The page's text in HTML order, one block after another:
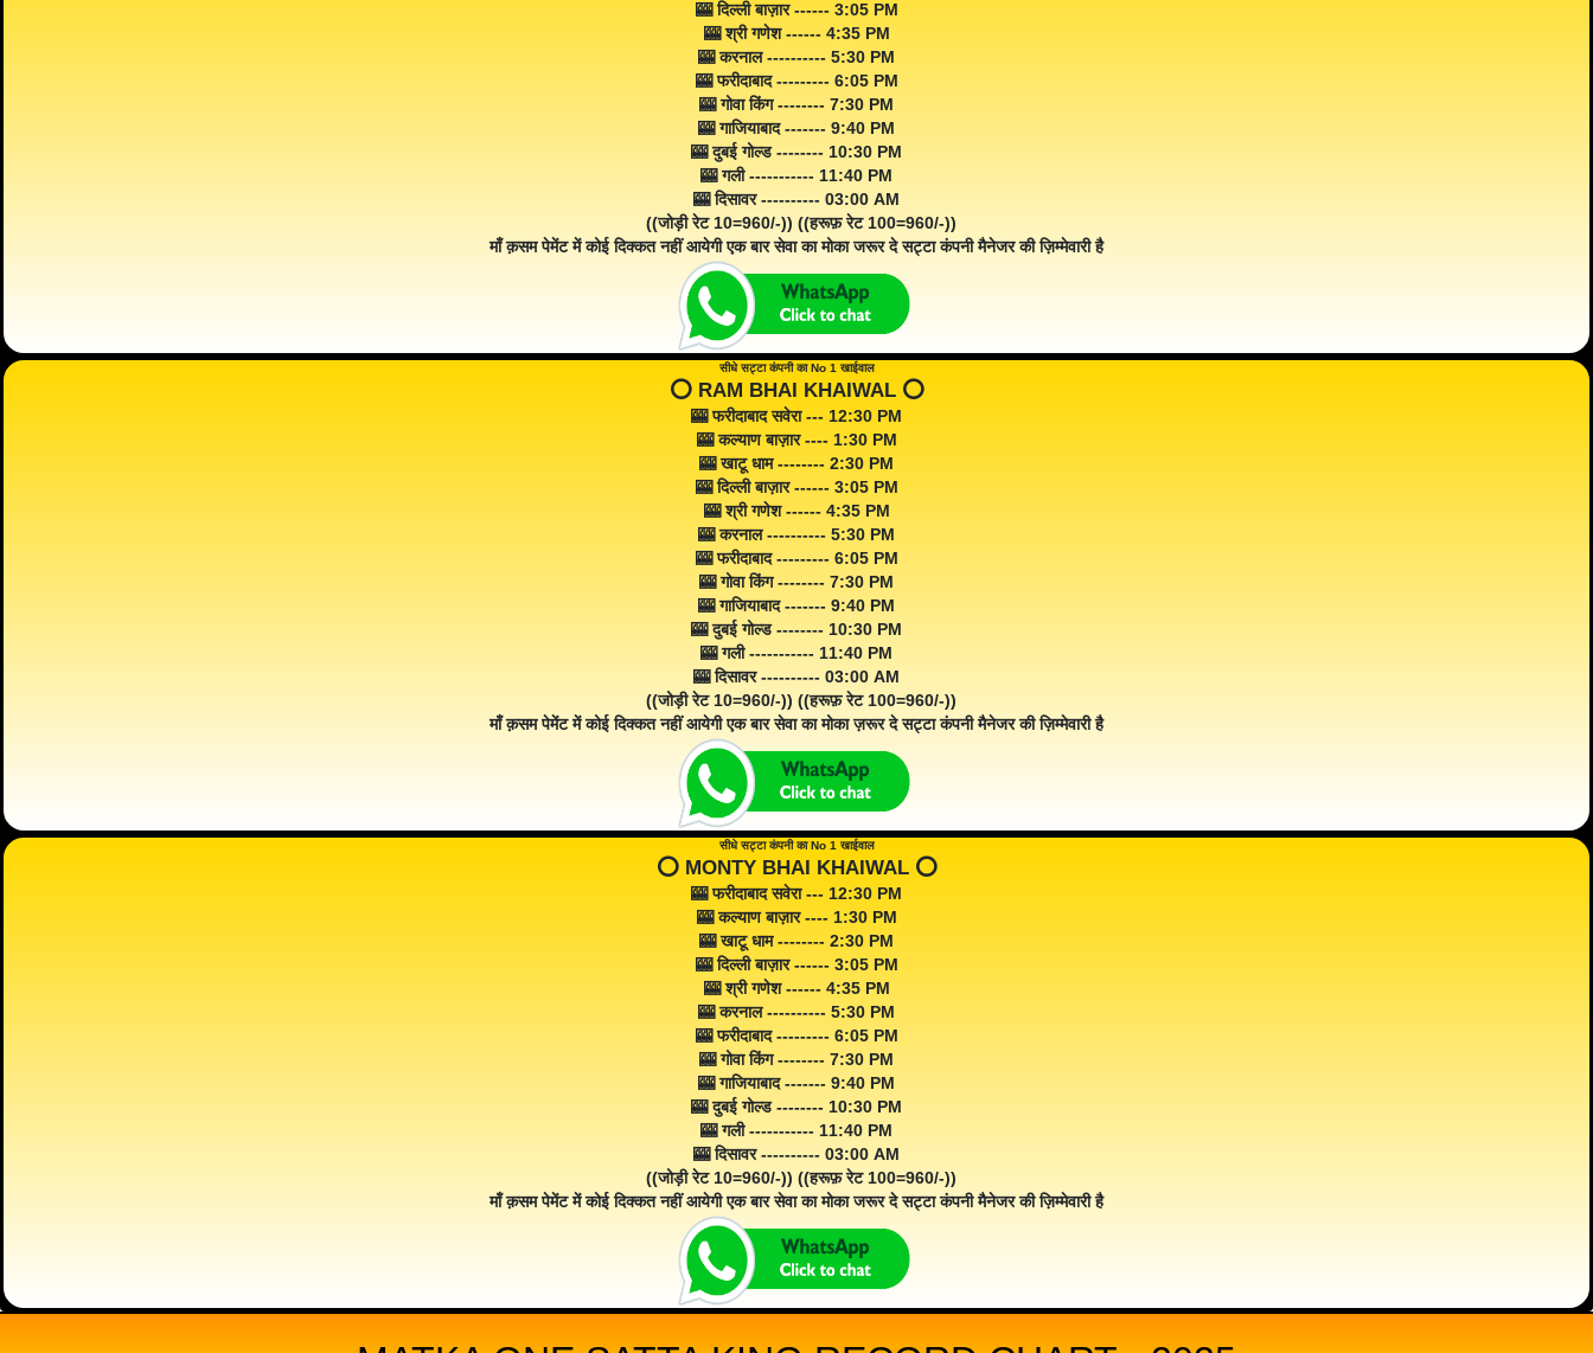
🎰 दिल्ली बाज़ार ------ 3:05 PM
🎰 श्री गणेश ------ 4:35 PM
🎰 करनाल ---------- 5:30 PM
🎰 फरीदाबाद --------- 6:05 PM
🎰 गोवा किंग -------- 7:30 PM
🎰 गाजियाबाद ------- 9:40 PM
🎰 दुबई गोल्ड -------- 10:30 PM
🎰 गली ----------- 11:40 PM
🎰 दिसावर ---------- 03:00 AM
((जोड़ी रेट 10=960/-)) ((हरूफ़ रेट 100=960/-))
माँ क़सम पेमेंट में कोई दिक्कत नहीं आयेगी एक बार सेवा का मोका जरूर दे सट्टा कंपनी मैनेजर की ज़िम्मेवारी है
सीधे सट्टा कंपनी का No 1 खाईवाल
⭕️ RAM BHAI KHAIWAL ⭕️
🎰 फरीदाबाद सवेरा --- 12:30 PM
🎰 कल्याण बाज़ार ---- 1:30 PM
🎰 खाटू धाम -------- 2:30 PM
🎰 दिल्ली बाज़ार ------ 3:05 PM
🎰 श्री गणेश ------ 4:35 PM
🎰 करनाल ---------- 5:30 PM
🎰 फरीदाबाद --------- 6:05 PM
🎰 गोवा किंग -------- 7:30 PM
🎰 गाजियाबाद ------- 9:40 PM
🎰 दुबई गोल्ड -------- 10:30 PM
🎰 गली ----------- 11:40 PM
🎰 दिसावर ---------- 03:00 AM
((जोड़ी रेट 10=960/-)) ((हरूफ़ रेट 100=960/-))
माँ क़सम पेमेंट में कोई दिक्कत नहीं आयेगी एक बार सेवा का मोका ज़रूर दे सट्टा कंपनी मैनेजर की ज़िम्मेवारी है
सीधे सट्टा कंपनी का No 1 खाईवाल
⭕️ MONTY BHAI KHAIWAL ⭕️
🎰 फरीदाबाद सवेरा --- 12:30 PM
🎰 कल्याण बाज़ार ---- 1:30 PM
🎰 खाटू धाम -------- 2:30 PM
🎰 दिल्ली बाज़ार ------ 3:05 PM
🎰 श्री गणेश ------ 4:35 PM
🎰 करनाल ---------- 5:30 PM
🎰 फरीदाबाद --------- 6:05 PM
🎰 गोवा किंग -------- 7:30 PM
🎰 गाजियाबाद ------- 9:40 PM
🎰 दुबई गोल्ड -------- 10:30 PM
🎰 गली ----------- 11:40 PM
🎰 दिसावर ---------- 03:00 AM
((जोड़ी रेट 10=960/-)) ((हरूफ़ रेट 100=960/-))
माँ क़सम पेमेंट में कोई दिक्कत नहीं आयेगी एक बार सेवा का मोका जरूर दे सट्टा कंपनी मैनेजर की ज़िम्मेवारी है